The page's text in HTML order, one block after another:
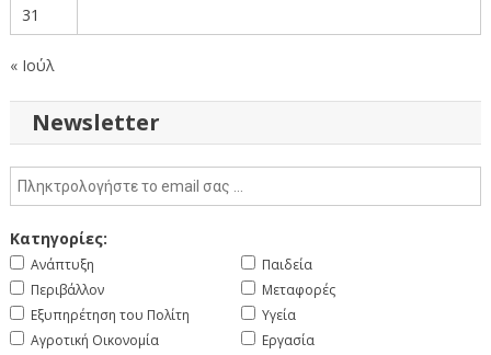
31
« Ιούλ
Newsletter
Κατηγορίες:
Ανάπτυξη
Περιβάλλον
Εξυπηρέτηση του Πολίτη
Αγροτική Οικονομία
Παιδεία
Μεταφορές
Υγεία
Εργασία